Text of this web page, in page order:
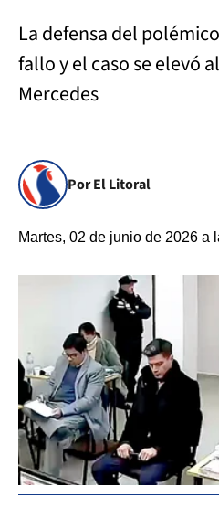
La defensa del
fallo y el caso se elevó
Mercedes
Por El Litoral
Martes, 02 de junio de 2026 a